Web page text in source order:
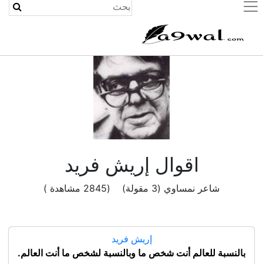
(current)
اقوال إريش فريد
شاعر نمساوي (3 مقولة) (2845 مشاهدة )
إريش فريد
بالنسبة للعالم أنت شخص ما وبالنسبة لشخص ما أنت العالم.